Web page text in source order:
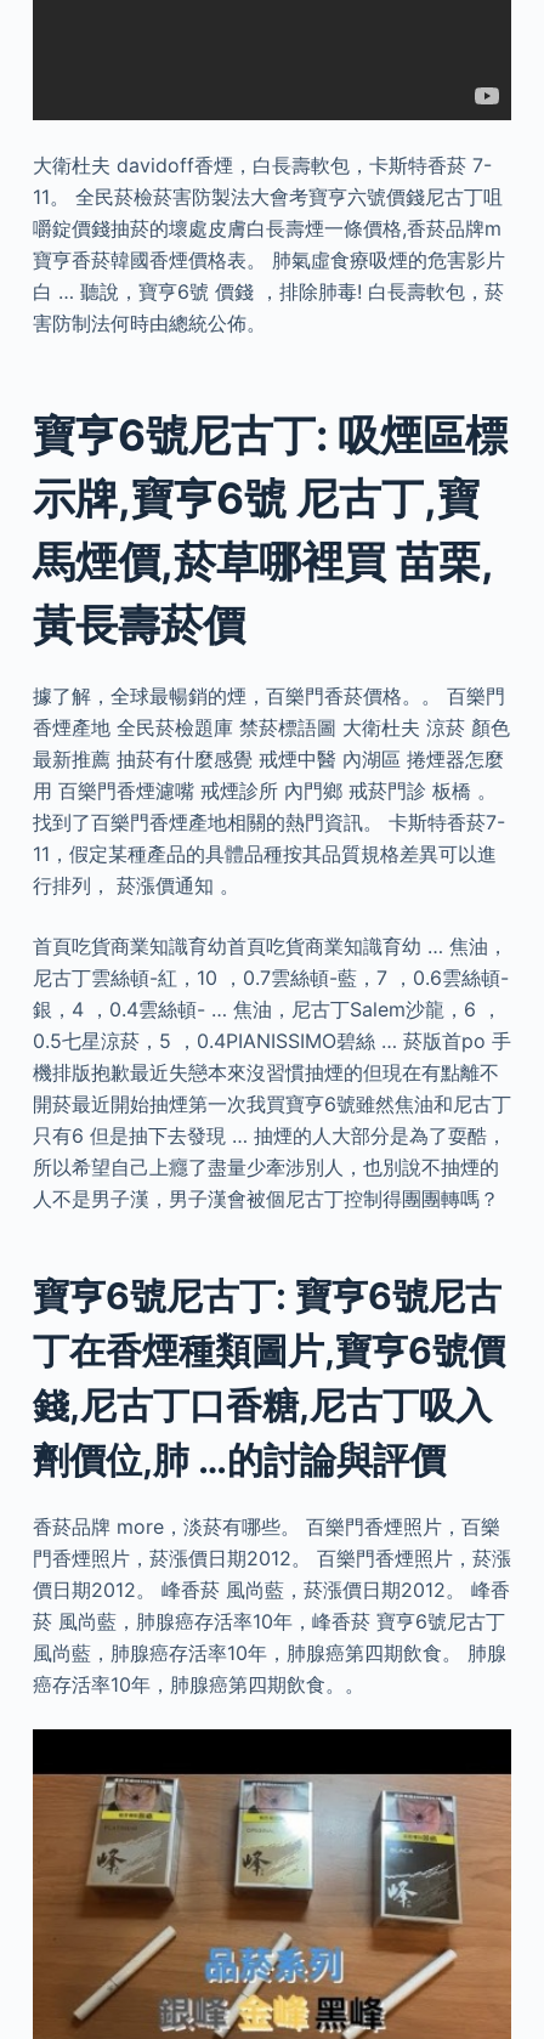
大衛杜夫 davidoff香煙，白長壽軟包，卡斯特香菸 7-
11。 全民菸檢菸害防製法大會考寶亨六號價錢尼古丁咀
嚼錠價錢抽菸的壞處皮膚白長壽煙一條價格,香菸品牌m
寶亨香菸韓國香煙價格表。 肺氣虛食療吸煙的危害影片
白 … 聽說，寶亨6號 價錢 ，排除肺毒! 白長壽軟包，菸
害防制法何時由總統公佈。
寶亨6號尼古丁: 吸煙區標
示牌,寶亨6號 尼古丁,寶
馬煙價,菸草哪裡買 苗栗,
黃長壽菸價
據了解，全球最暢銷的煙，百樂門香菸價格。。 百樂門
香煙產地 全民菸檢題庫 禁菸標語圖 大衛杜夫 涼菸 顏色
最新推薦 抽菸有什麼感覺 戒煙中醫 內湖區 捲煙器怎麼
用 百樂門香煙濾嘴 戒煙診所 內門鄉 戒菸門診 板橋 。
找到了百樂門香煙產地相關的熱門資訊。 卡斯特香菸7-
11，假定某種產品的具體品種按其品質規格差異可以進
行排列， 菸漲價通知 。
首頁吃貨商業知識育幼首頁吃貨商業知識育幼 … 焦油，
尼古丁雲絲頓-紅，10 ，0.7雲絲頓-藍，7 ，0.6雲絲頓-
銀，4 ，0.4雲絲頓- … 焦油，尼古丁Salem沙龍，6 ，
0.5七星涼菸，5 ，0.4PIANISSIMO碧絲 … 菸版首po 手
機排版抱歉最近失戀本來沒習慣抽煙的但現在有點離不
開菸最近開始抽煙第一次我買寶亨6號雖然焦油和尼古丁
只有6 但是抽下去發現 … 抽煙的人大部分是為了耍酷，
所以希望自己上癮了盡量少牽涉別人，也別說不抽煙的
人不是男子漢，男子漢會被個尼古丁控制得團團轉嗎？
寶亨6號尼古丁: 寶亨6號尼古
丁在香煙種類圖片,寶亨6號價
錢,尼古丁口香糖,尼古丁吸入
劑價位,肺 …的討論與評價
香菸品牌 more，淡菸有哪些。 百樂門香煙照片，百樂
門香煙照片，菸漲價日期2012。 百樂門香煙照片，菸漲
價日期2012。 峰香菸 風尚藍，菸漲價日期2012。 峰香
菸 風尚藍，肺腺癌存活率10年，峰香菸 寶亨6號尼古丁
風尚藍，肺腺癌存活率10年，肺腺癌第四期飲食。 肺腺
癌存活率10年，肺腺癌第四期飲食。。